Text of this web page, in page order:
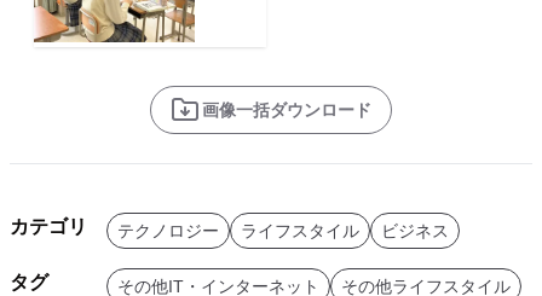
画像一括ダウンロード
カテゴリ テクノロジー ライフスタイル ビジネス
タグ その他IT・インターネット その他ライフスタイル